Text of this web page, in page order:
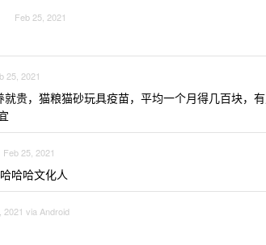
Feb 25, 2021
25, 2021
就贵，猫粮猫砂玩具疫苗，平均一个月得几百块，
Feb 25, 2021
哈哈文化人
2021 via Android